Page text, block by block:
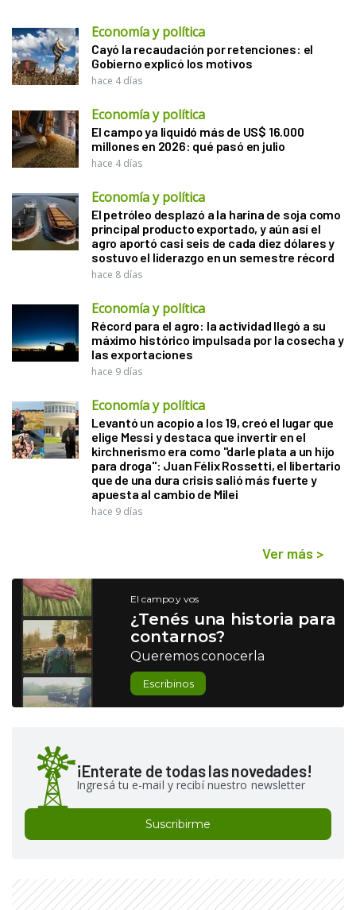
Economía y política
Cayó la recaudación por retenciones: el
Gobierno explicó los motivos
hace 4 días
Economía y política
El campo ya liquidó más de US$ 16.000
millones en 2026: qué pasó en julio
hace 4 días
Economía y política
El petróleo desplazó a la harina de soja como
principal producto exportado, y aún así el
agro aportó casi seis de cada diez dólares y
sostuvo el liderazgo en un semestre récord
hace 8 días
Economía y política
Récord para el agro: la actividad llegó a su
máximo histórico impulsada por la cosecha y
las exportaciones
hace 9 días
Economía y política
Levantó un acopio a los 19, creó el lugar que
elige Messi y destaca que invertir en el
kirchnerismo era como "darle plata a un hijo
para droga": Juan Félix Rossetti, el libertario
que de una dura crisis salió más fuerte y
apuesta al cambio de Milei
hace 9 días
Ver más >
El campo y vos
¿Tenés una historia para
contarnos?
Queremos conocerla
Escribinos
¡Enterate de todas las novedades!
Ingresá tu e-mail y recibí nuestro newsletter
Suscribirme